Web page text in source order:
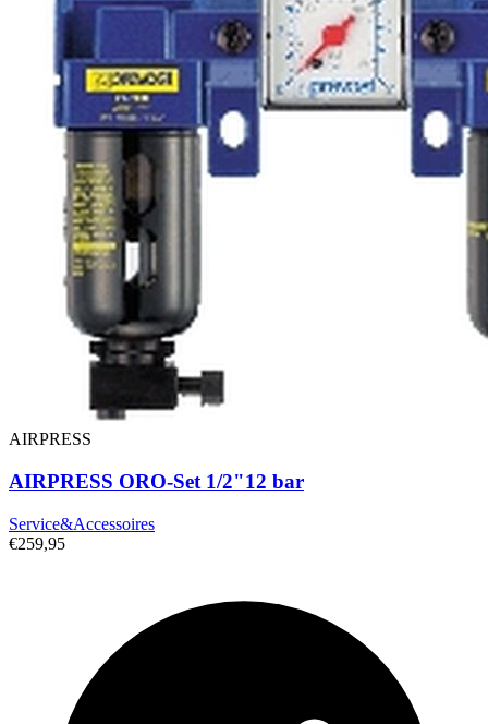
AIRPRESS
AIRPRESS ORO-Set 1/2"12 bar
Service&Accessoires
€259,95